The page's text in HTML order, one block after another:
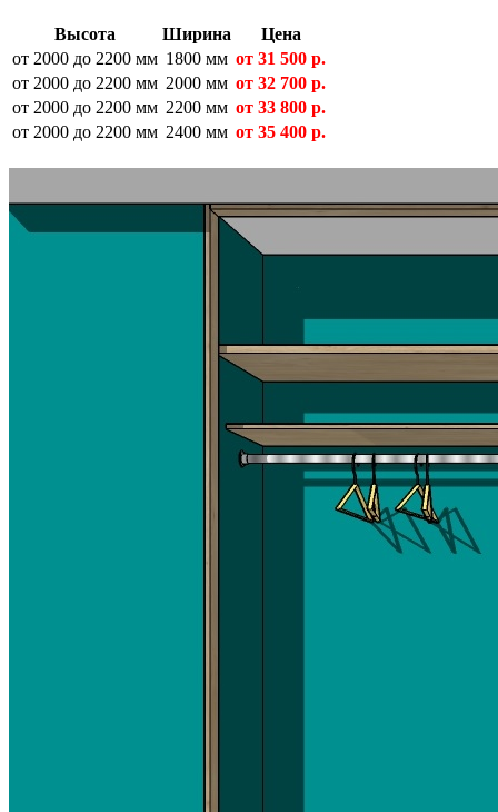
Высота Ширина
Цена
от 2000 до 2200 мм 1800 мм от 31 500 р.
от 2000 до 2200 мм 2000 мм от 32 700 р.
от 2000 до 2200 мм 2200 мм от 33 800 р.
от 2000 до 2200 мм 2400 мм от 35 400 р.